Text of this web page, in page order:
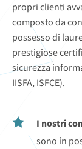
propri clienti
composto da
possesso di
prestigiose
sicurezza
IISFA, ISFCE).
I nostri
sono in